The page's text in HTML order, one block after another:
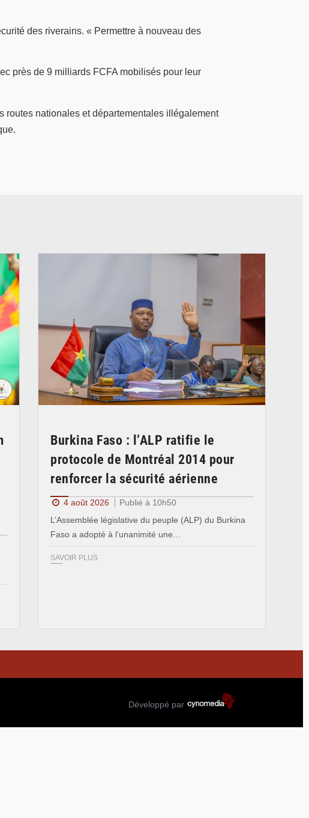
des riverains. « Permettre à nouveau des
près de 9 milliards FCFA mobilisés pour leur
routes nationales et départementales illégalement
Burkina Faso : l’ALP ratifie le
protocole de Montréal 2014 pour
renforcer la sécurité aérienne
4 août 2026
Publié à 10h50
L’Assemblée législative du peuple (ALP) du Burkina
Faso a adopté à l’unanimité une…
SAVOIR PLUS
Développé par